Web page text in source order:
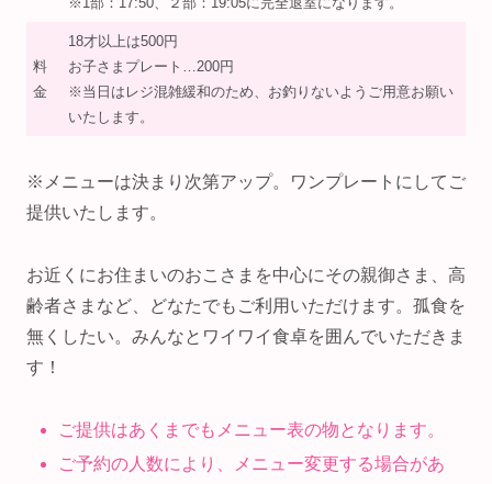
料
金
18才以上は500円
お子さまプレート…200円
※当日はレジ混雑緩和のため、お釣りないようご用意お願い
いたします。
※メニューは決まり次第アップ。ワンプレートにしてご
提供いたします。
お近くにお住まいのおこさまを中心にその親御さま、高
齢者さまなど、どなたでもご利用いただけます。孤食を
無くしたい。みんなとワイワイ食卓を囲んでいただきま
す！
ご提供はあくまでもメニュー表の物となります。
⁡ご予約の人数により、メニュー変更する場合があ